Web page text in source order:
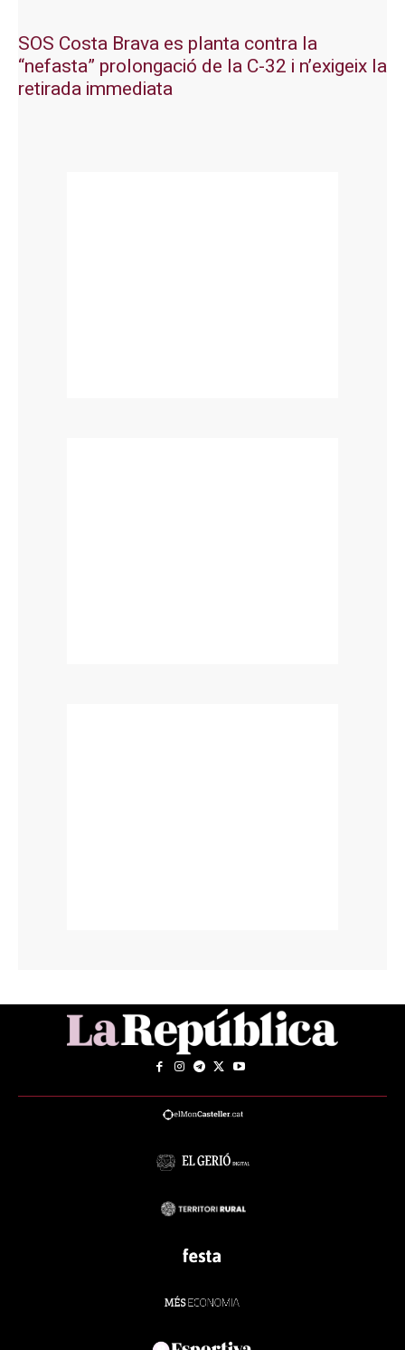
SOS Costa Brava es planta contra la
“nefasta” prolongació de la C-32 i n’exigeix la
retirada immediata